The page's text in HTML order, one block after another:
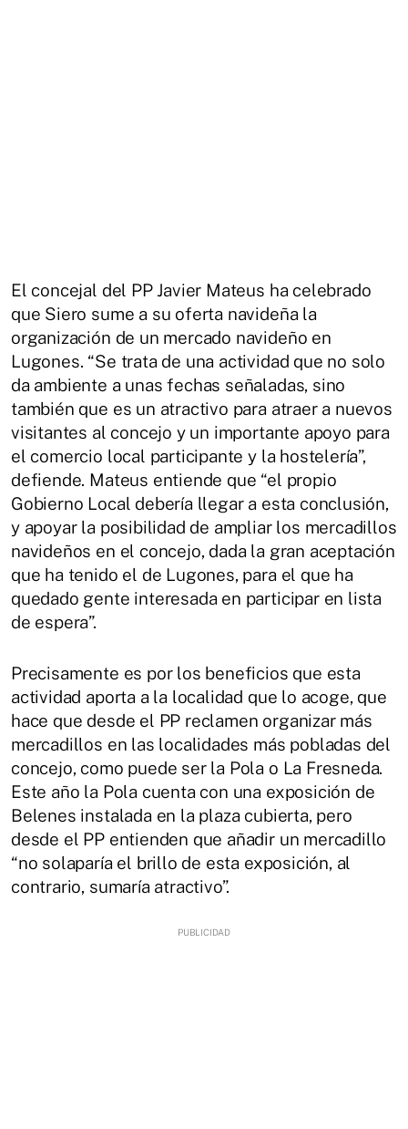
El concejal del PP Javier Mateus ha celebrado
que Siero sume a su oferta navideña la
organización de un mercado navideño en
Lugones. “Se trata de una actividad que no solo
da ambiente a unas fechas señaladas, sino
también que es un atractivo para atraer a nuevos
visitantes al concejo y un importante apoyo para
el comercio local participante y la hostelería”,
defiende. Mateus entiende que “el propio
Gobierno Local debería llegar a esta conclusión,
y apoyar la posibilidad de ampliar los mercadillos
navideños en el concejo, dada la gran aceptación
que ha tenido el de Lugones, para el que ha
quedado gente interesada en participar en lista
de espera”.
Precisamente es por los beneficios que esta
actividad aporta a la localidad que lo acoge, que
hace que desde el PP reclamen organizar más
mercadillos en las localidades más pobladas del
concejo, como puede ser la Pola o La Fresneda.
Este año la Pola cuenta con una exposición de
Belenes instalada en la plaza cubierta, pero
desde el PP entienden que añadir un mercadillo
“no solaparía el brillo de esta exposición, al
contrario, sumaría atractivo”.